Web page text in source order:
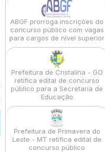
ABGF prorroga inscrições do
concurso público com vagas
para cargos de nível superior
Prefeitura de Cristalina - GO
retifica edital de concurso
público para a Secretaria de
Educação
Prefeitura de Primavera do
Leste - MT retifica edital de
concurso público